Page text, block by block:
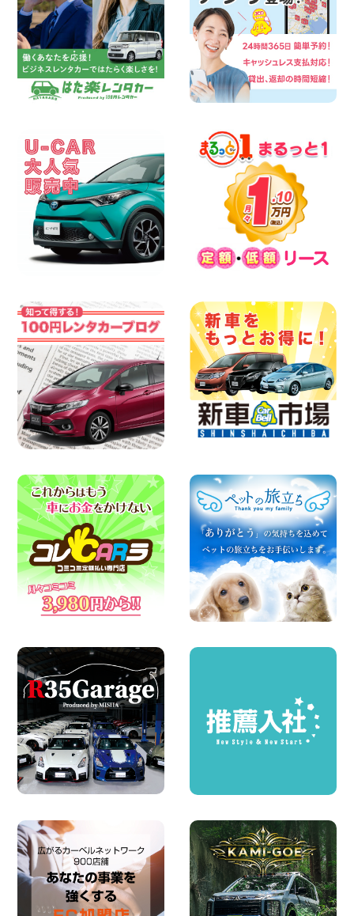
佐渡空港店
100円レンタカー 佐渡空港
2026年08月06日
今週末空きあります☆ 大阪府 寝屋川太間
東町店
100円レンタカー 寝屋川太間東町
2026年08月06日
100円レンタカー 杉戸
2026年08月06日
今週末空きあります◎ カーシェア 墨田文
花店 東京都 墨田文花店
100円レンタカー 墨田文花
2026年08月06日
当社在庫車紹介【軽トラ】ハイゼットト
ラック 神奈川県 横浜旭南本宿町店
100円レンタカー 横浜旭南本宿町
2026年08月06日
のお知らせ!! 神奈川県 横浜弥生台店
100円レンタカー 横浜弥生台
2026年08月06日
ハイエースワゴンGL!!クルーズコントロ
ールが付いている〜!! 福島県 福島笹木野
店
100円レンタカー 福島笹木野
2026年08月05日
※※超格安日額5,800円※※荷物運びに最適
の軽バンのレンタカー!! 出雲ドーム前店
島根県 出雲ドーム前店
2026年08月05日
人気のスペイドワゴン ライトブルーで登
場です! 東京都 羽田空港店
100円レンタカー 羽田空港
2026年08月04日
お引越しに便利で最適!(禁煙車両) 香川県
坂出川津店
100円レンタカー 坂出川津
2026年08月04日
ちょっとそこまで。もっと気軽に 埼玉県
100円レンタカー 西武秩父駅前
圧倒的な存在感!【トヨタ・メガクルーザ
ー】を体感できるチャンスです! 千葉県
千葉北店
100円レンタカー 千葉北
2026年08月03日
★五所川原の夏を100円レンタカーで満
喫しよう!★ 青森県 五所川原店